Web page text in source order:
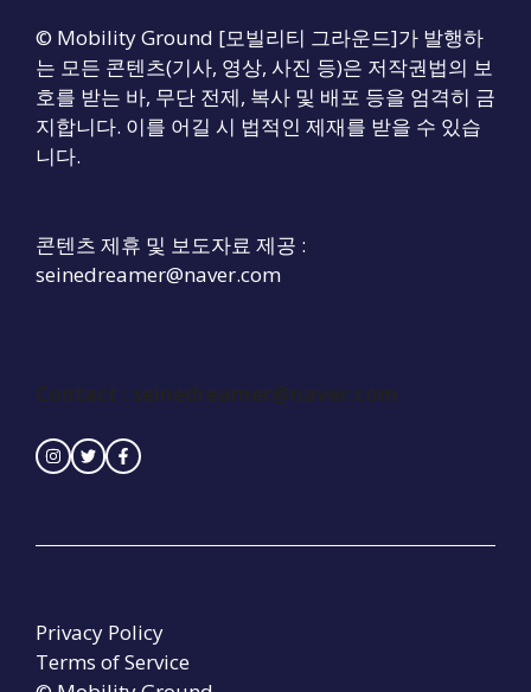
© Mobility Ground [모빌리티 그라운드]가 발행하
는 모든 콘텐츠(기사, 영상, 사진 등)은 저작권법의 보
호를 받는 바, 무단 전제, 복사 및 배포 등을 엄격히 금
지합니다. 이를 어길 시 법적인 제재를 받을 수 있습
니다.
콘텐츠 제휴 및 보도자료 제공 :
seinedreamer@naver.com
Contact : seinedreamer@naver.com
Privacy Policy
Terms of Service